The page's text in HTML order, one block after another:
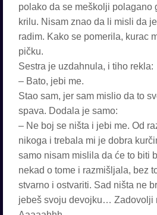
polako da se meškolji polagano
krilu. Nisam znao da li misli da
radim. Kako se pomerila, kurac
pičku.
Sestra je uzdahnula, i tiho rekla:
– Bato, jebi me.
Stao sam, jer sam mislio da to
spava. Dodala je samo:
– Ne boj se ništa i jebi me. Od
nikoga i trebala mi je dobra
samo nisam mislila da će to biti
nekad o tome i razmišljala, bez
stvarno i ostvariti. Sad ništa ne
jebeš svoju devojku… Zadovolji